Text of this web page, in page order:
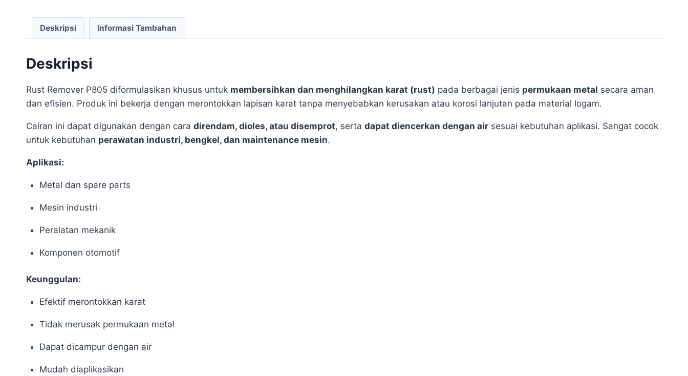
Deskripsi Informasi Tambahan
Deskripsi
Rust Remover P805 diformulasikan khusus untuk membersihkan dan menghilangkan karat (rust) pada berbagai jenis permukaan metal secara aman
dan efisien. Produk ini bekerja dengan merontokkan lapisan karat tanpa menyebabkan kerusakan atau korosi lanjutan pada material logam.
Cairan ini dapat digunakan dengan cara direndam, dioles, atau disemprot, serta dapat diencerkan dengan air sesuai kebutuhan aplikasi. Sangat cocok
untuk kebutuhan perawatan industri, bengkel, dan maintenance mesin.
Aplikasi:
Metal dan spare parts
Mesin industri
Peralatan mekanik
Komponen otomotif
Keunggulan:
Efektif merontokkan karat
Tidak merusak permukaan metal
Dapat dicampur dengan air
Mudah diaplikasikan